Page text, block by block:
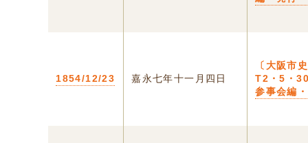
1854/12/23 嘉永七年十一月四日
〔大阪市
T2・5・
参事会編